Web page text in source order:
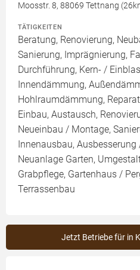
Moosstr. 8, 88069 Tettnang
TÄTIGKEITEN
Beratung, Renovierung,
Sanierung, Imprägnierung,
Durchführung, Kern- /
Innendämmung,
Hohlraumdämmung,
Einbau, Austausch,
Neueinbau / Montage,
Innenausbau, Ausbesserung
Neuanlage Garten,
Grabpflege, Gartenhaus /
Terrassenbau
Jetzt Betriebe für in